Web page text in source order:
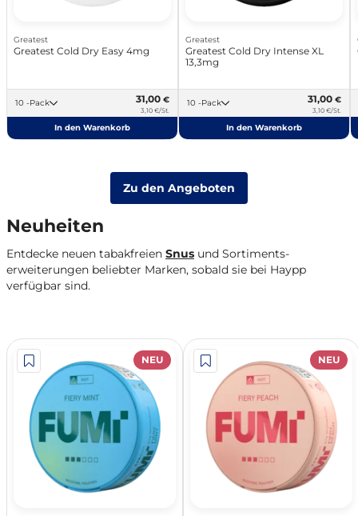
Greatest
Greatest Cold Dry Easy 4mg
10 -Pack 31,00 €
3,10 €/St.
In den Warenkorb
Greatest
Greatest Cold Dry Intense XL
13,3mg
10 -Pack 31,00 €
3,10 €/St.
In den Warenkorb
Zu den Angeboten
Neuheiten
Entdecke neuen tabakfreien Snus und Sortiments­
erweiterungen beliebter Marken, sobald sie bei Haypp
verfügbar sind.
NEU NEU